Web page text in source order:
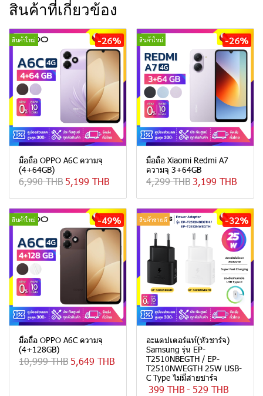
สินค้าที่เกี่ยวข้อง
สินค้าใหม่ -26%
มือถือ OPPO A6C ความจุ
(4+64GB)
6,990 THB 5,199 THB
สินค้าใหม่ -26%
มือถือ Xiaomi Redmi A7
ความจุ 3+64GB
4,299 THB3,199 THB
สินค้าใหม่ -49%
มือถือ OPPO A6C ความจุ
(4+128GB)
10,999 THB 5,649 THB
สินค้าขายดี -32%
อะแดปเตอร์แท้(หัวชาร์จ)
Samsung รุ่น EP-
T2510NBEGTH / EP-
T2510NWEGTH 25W USB-
C Type ไม่มีสายชาร์จ
399 THB- 529 THB